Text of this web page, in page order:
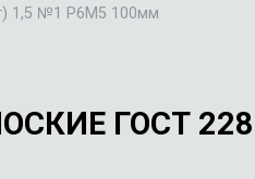
1,5 №1 Р6М5 100мм
ГОСТ